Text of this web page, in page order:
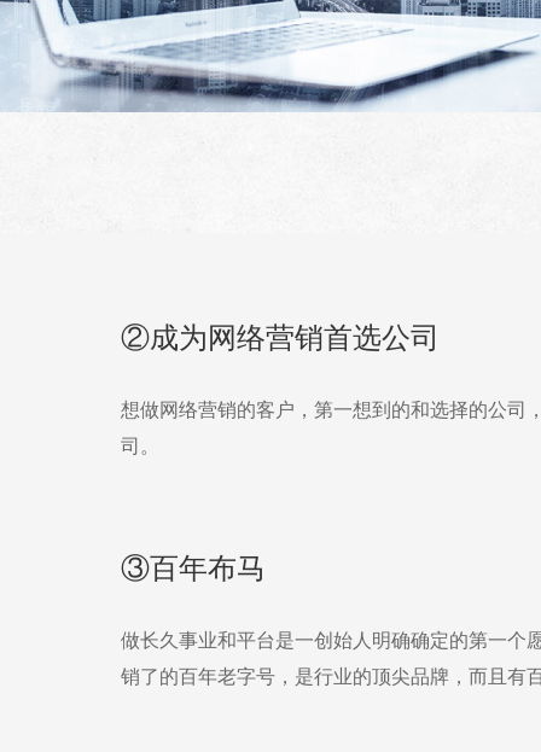
②成为网络营销首选公司
想做网络营销的客户，第一想到的和选择的公司
司。
③百年布马
做长久事业和平台是一创始人明确确定的第一个
销了的百年老字号，是行业的顶尖品牌，而且有